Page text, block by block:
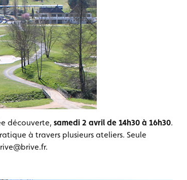
découverte, samedi 2 avril de 14h30 à 16h30.
à travers plusieurs ateliers. Seule